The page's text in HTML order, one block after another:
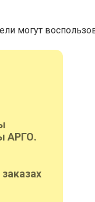
могут
АРГО.